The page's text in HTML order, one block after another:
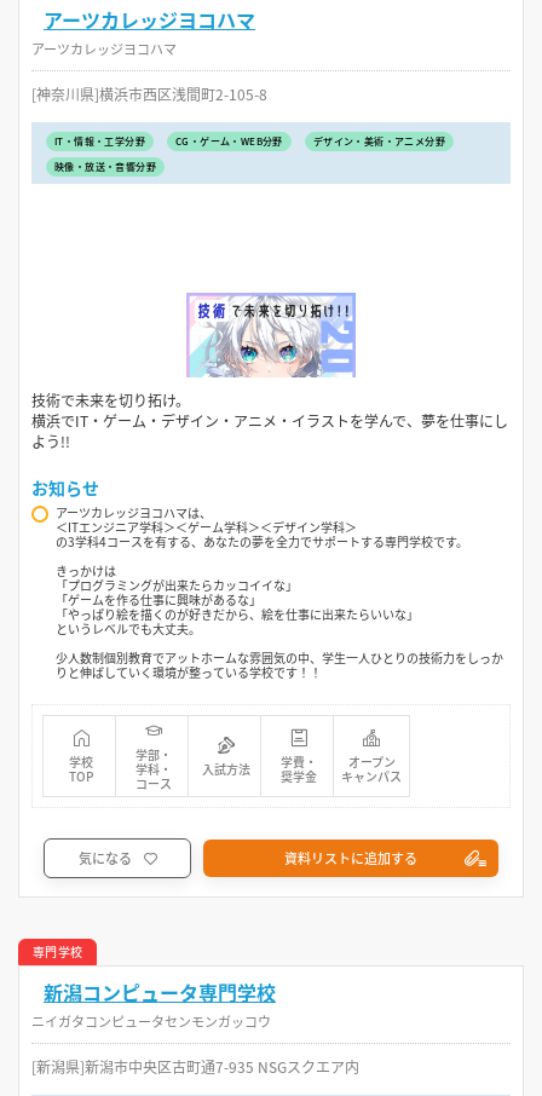
アーツカレッジヨコハマ
アーツカレッジヨコハマ
[神奈川県]横浜市西区浅間町2-105-8
IT・情報・工学分野 CG・ゲーム・WEB分野
デザイン・美術・アニメ分野
映像・放送・音響分野
技術で未来を切り拓け。
横浜でIT・ゲーム・デザイン・アニメ・イラストを学んで、夢を仕事にし
よう!!
お知らせ
アーツカレッジヨコハマは、
＜ITエンジニア学科＞＜ゲーム学科＞＜デザイン学科＞
の3学科4コースを有する、あなたの夢を全力でサポートする専門学校です。
きっかけは
「プログラミングが出来たらカッコイイな」
「ゲームを作る仕事に興味があるな」
「やっぱり絵を描くのが好きだから、絵を仕事に出来たらいいな」
というレベルでも大丈夫。
少人数制個別教育でアットホームな雰囲気の中、学生一人ひとりの技術力をしっか
りと伸ばしていく環境が整っている学校です！！
学校
TOP
学部・
学科・
コース
入試方法
学費・
奨学金
オープン
キャンパス
気になる 資料リストに追加する
専門学校
新潟コンピュータ専門学校
ニイガタコンピュータセンモンガッコウ
[新潟県]新潟市中央区古町通7-935 NSGスクエア内